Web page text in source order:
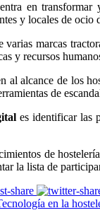
en transformar
y locales de
marcas
y recursos
al alcance de los
de
es identificar las
de
la lista de
en la